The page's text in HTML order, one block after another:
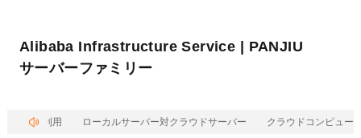
Alibaba Infrastructure Service | PANJIU
サーバーファミリー
ルをご利用 ローカルサーバー対クラウドサーバー クラウドコンピュー